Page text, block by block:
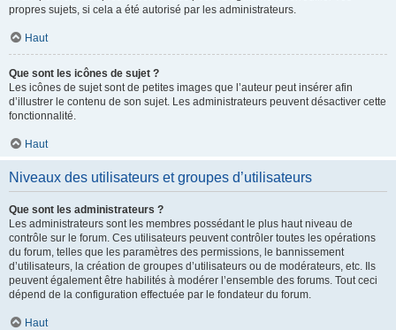
propres sujets, si cela a été autorisé par les administrateurs.
Haut
Que sont les icônes de sujet ?
Les icônes de sujet sont de petites images que l’auteur peut insérer afin
d’illustrer le contenu de son sujet. Les administrateurs peuvent désactiver cette
fonctionnalité.
Haut
Niveaux des utilisateurs et groupes d’utilisateurs
Que sont les administrateurs ?
Les administrateurs sont les membres possédant le plus haut niveau de
contrôle sur le forum. Ces utilisateurs peuvent contrôler toutes les opérations
du forum, telles que les paramètres des permissions, le bannissement
d’utilisateurs, la création de groupes d’utilisateurs ou de modérateurs, etc. Ils
peuvent également être habilités à modérer l’ensemble des forums. Tout ceci
dépend de la configuration effectuée par le fondateur du forum.
Haut